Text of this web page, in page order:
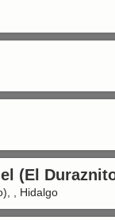
(El
, Hidalgo